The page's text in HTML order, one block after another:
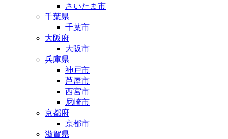
さいたま市
千葉県
千葉市
大阪府
大阪市
兵庫県
神戸市
芦屋市
西宮市
尼崎市
京都府
京都市
滋賀県